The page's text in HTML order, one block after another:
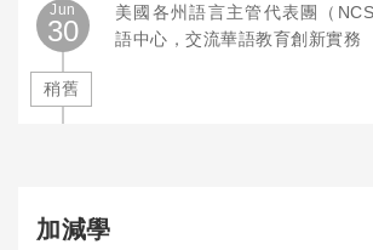
Jun
30
美國各州語言主管代表團（
語中心，交流華語教育創新實務
稍舊
加減學